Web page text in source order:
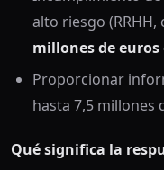
alto riesgo
millones de euros
Proporcionar
hasta 7,5 millones
Qué significa la